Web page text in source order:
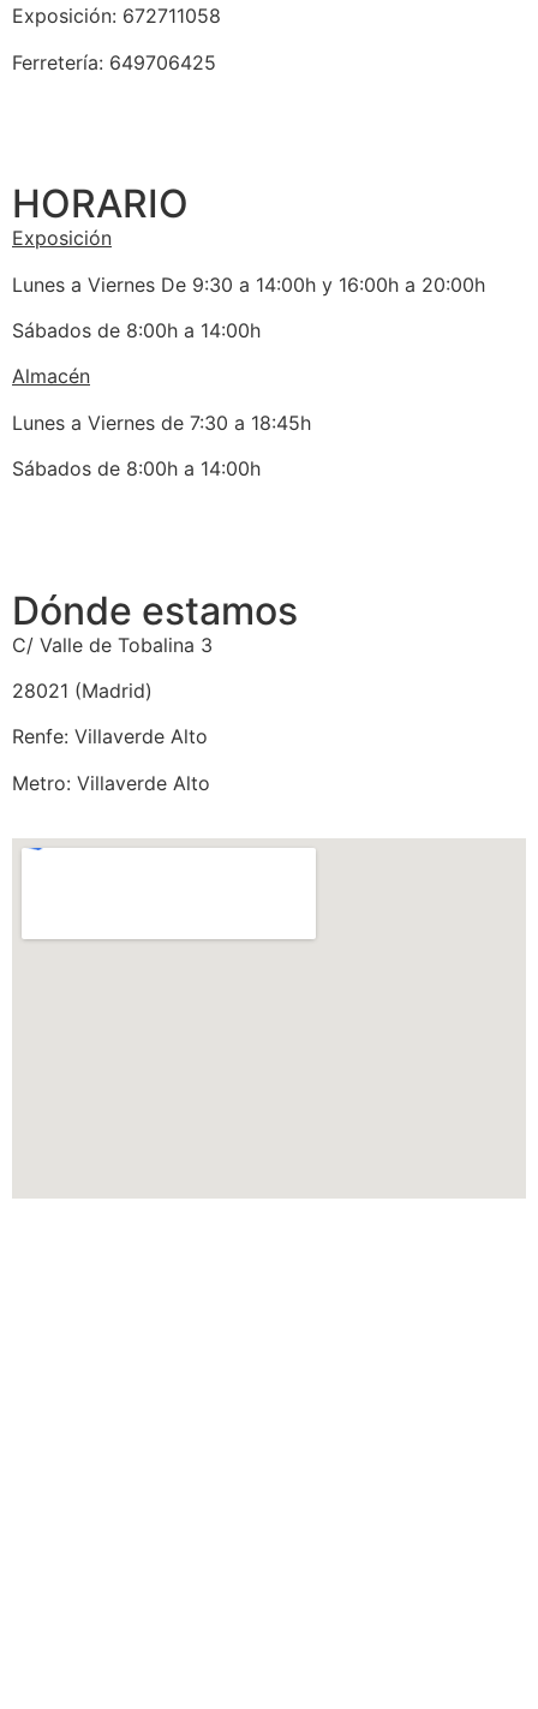
Exposición: 672711058
Ferretería: 649706425
HORARIO
Exposición
Lunes a Viernes De 9:30 a 14:00h y 16:00h a 20:00h
Sábados de 8:00h a 14:00h
Almacén
Lunes a Viernes de 7:30 a 18:45h
Sábados de 8:00h a 14:00h
Dónde estamos
C/ Valle de Tobalina 3
28021 (Madrid)
Renfe: Villaverde Alto
Metro: Villaverde Alto